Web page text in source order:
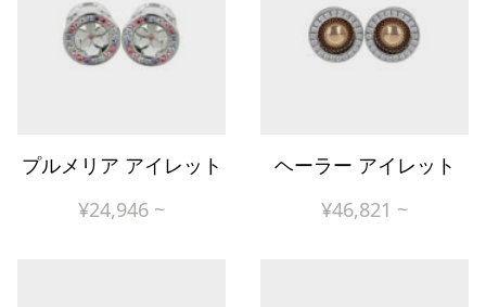
プルメリア アイレット
¥24,946 ~
ヘーラー アイレット
¥46,821 ~